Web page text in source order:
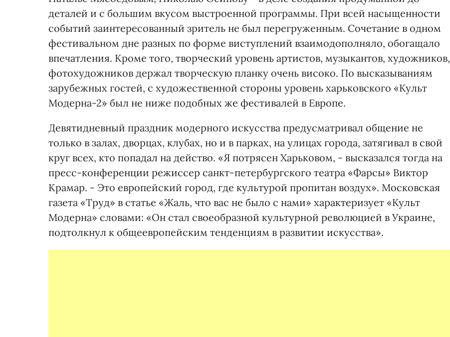
деталей и с большим вкусом выстроенной программы. При всей насыщенности
событий заинтересованный зритель не был перегруженным. Сочетание в одном
фестивальном дне разных по форме виступлений взаимодополняло, обогащало
впечатления. Кроме того, творческий уровень артистов, музыкантов, художников,
фотохудожников держал творческую планку очень високо. По высказываниям
зарубежных гостей, с художественной стороны уровень харьковского «Культ
Модерна-2» был не ниже подобных же фестивалей в Европе.
Девятидневный праздник модерного искусства предусматривал общение не
только в залах, дворцах, клубах, но и в парках, на улицах города, затягивал в свой
круг всех, кто попадал на действо. «Я потрясен Харьковом, - высказался тогда на
пресс-конференции режиссер санкт-петербургского театра «Фарсы» Виктор
Крамар. - Это европейский город, где культурой пропитан воздух». Московская
газета «Труд» в статье «Жаль, что вас не было с нами» характеризует «Культ
Модерна» словами: «Он стал своеобразной культурной революцией в Украине,
подтолкнул к общеевропейским тенденциям в развитии искусства».